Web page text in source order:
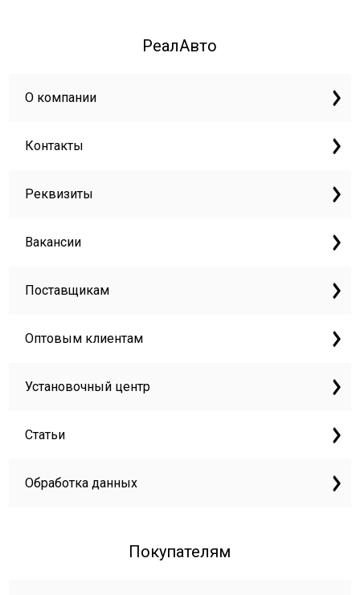
РеалАвто
О компании
Контакты
Реквизиты
Вакансии
Поставщикам
Оптовым клиентам
Установочный центр
Статьи
Обработка данных
Покупателям